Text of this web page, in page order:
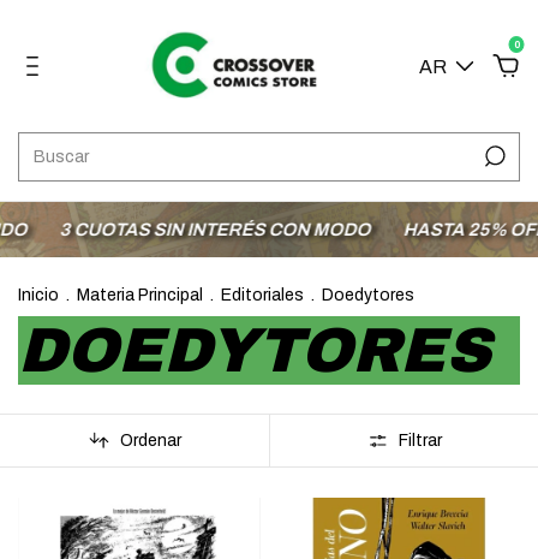
AR
0
3 CUOTAS SIN INTERÉS CON MODO HASTA 25% OFF
Inicio . Materia Principal . Editoriales . Doedytores
DOEDYTORES
Ordenar Filtrar